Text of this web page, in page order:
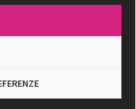
P.IVA: 01143400545